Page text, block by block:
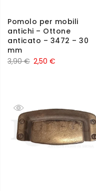
Pomolo per mobili
antichi – Ottone
anticato – 3472 – 30
mm
3,90€ 2,50 €